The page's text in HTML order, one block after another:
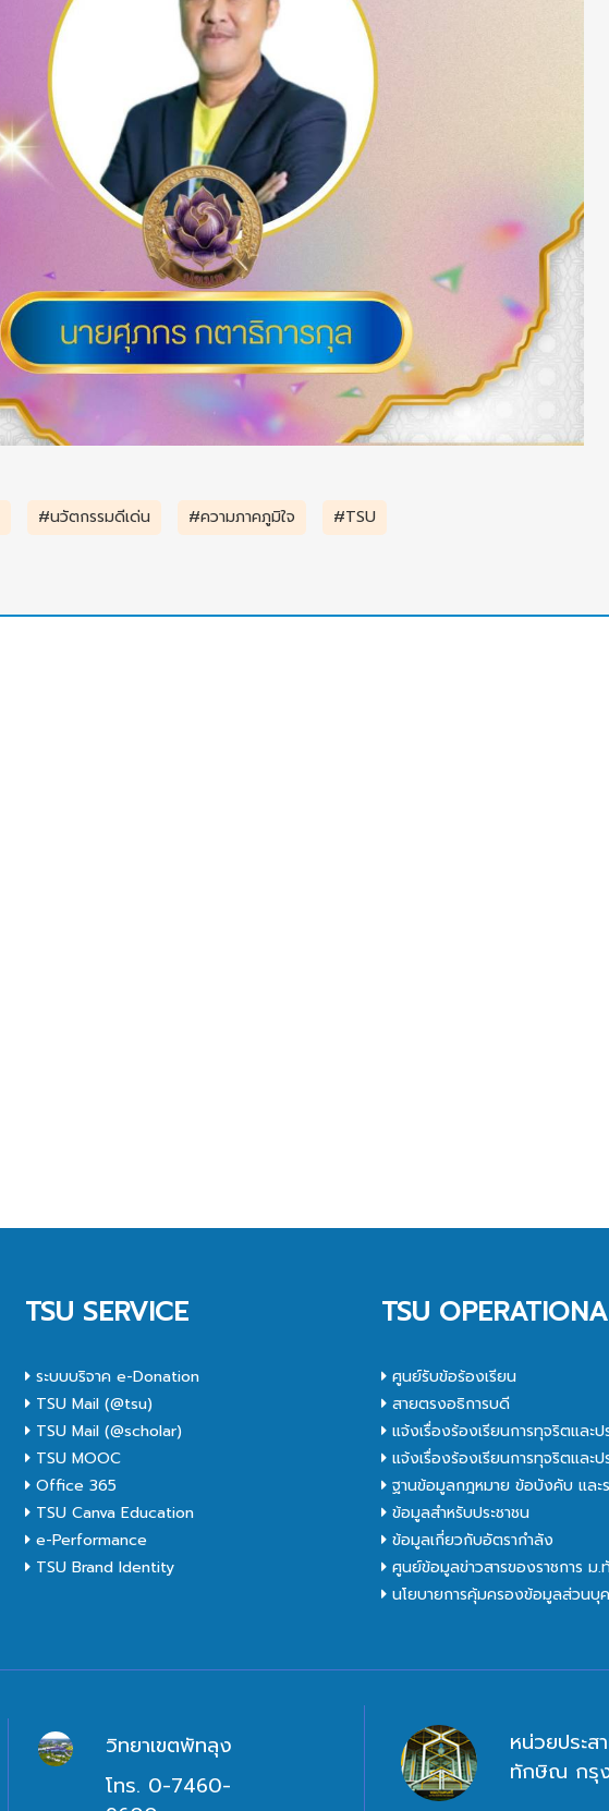
#นวัตกรรมดีเด่น #ความภาคภูมิใจ #TSU
TSU SERVICE
ระบบบริจาค e-Donation
TSU Mail (@tsu)
TSU Mail (@scholar)
TSU MOOC
Office 365
TSU Canva Education
e-Performance
TSU Brand Identity
TSU
ศูนย์รับข้อร้องเรียน
สายตรงอธิการบดี
แจ้งเรื่องร้องเรียนการทุจริตและ
แจ้งเรื่องร้องเรียนการทุจริตและ
ฐานข้อมูลกฎหมาย ข้อบังคับ และร
ข้อมูลสำหรับประชาชน
ข้อมูลเกี่ยวกับอัตรากำลัง
ศูนย์ข้อมูลข่าวสารของราชการ
นโยบายการคุ้มครองข้อมูลส่วนบุ
วิทยาเขตพัทลุง
โทร. 0-7460-
หน่วยประส
ทักษิณ กรุ